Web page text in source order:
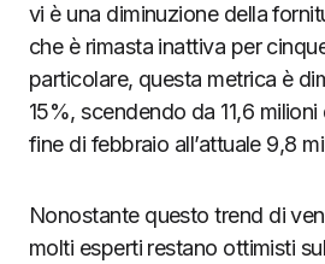
vi è una diminuzione della
che è rimasta inattiva per
particolare, questa metrica è
15%, scendendo da 11,6
fine di febbraio all’attuale 9,8
Nonostante questo trend di
molti esperti restano ottimisti